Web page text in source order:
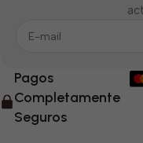
Pagos
Completamente
Seguros